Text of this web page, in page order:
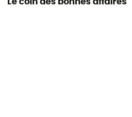
Le coin des bonnes affaires